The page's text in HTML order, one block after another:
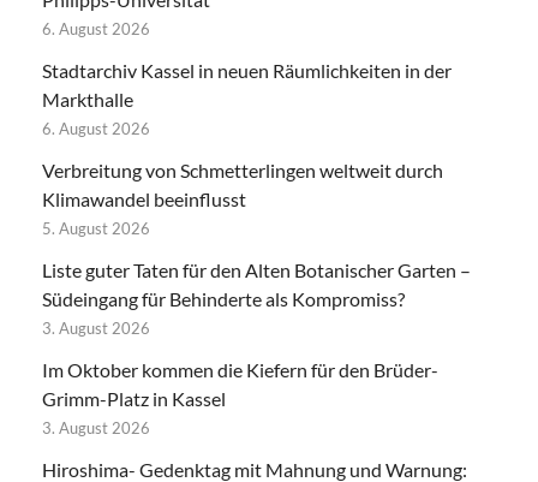
6. August 2026
Stadtarchiv Kassel in neuen Räumlichkeiten in der
Markthalle
6. August 2026
Verbreitung von Schmetterlingen weltweit durch
Klimawandel beeinflusst
5. August 2026
Liste guter Taten für den Alten Botanischer Garten –
Südeingang für Behinderte als Kompromiss?
3. August 2026
Im Oktober kommen die Kiefern für den Brüder-
Grimm-Platz in Kassel
3. August 2026
Hiroshima- Gedenktag mit Mahnung und Warnung: